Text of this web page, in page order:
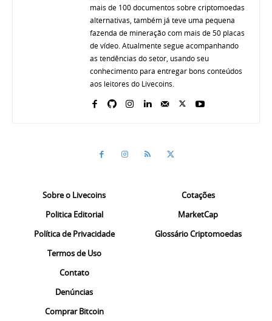
mais de 100 documentos sobre criptomoedas
alternativas, também já teve uma pequena
fazenda de mineração com mais de 50 placas
de vídeo. Atualmente segue acompanhando
as tendências do setor, usando seu
conhecimento para entregar bons conteúdos
aos leitores do Livecoins.
Sobre o Livecoins
Politica Editorial
Política de Privacidade
Termos de Uso
Contato
Denúncias
Comprar Bitcoin
Cotações
MarketCap
Glossário Criptomoedas